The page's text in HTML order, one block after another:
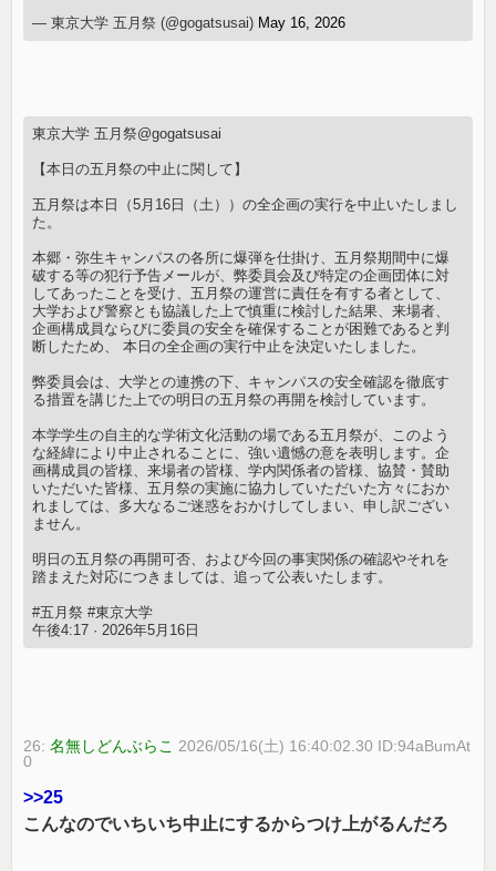
— 東京大学 五月祭 (@gogatsusai) May 16, 2026
東京大学 五月祭@gogatsusai
【本日の五月祭の中止に関して】
五月祭は本日（5月16日（土））の全企画の実行を中止いたしまし
た。
本郷・弥生キャンパスの各所に爆弾を仕掛け、五月祭期間中に爆
破する等の犯行予告メールが、弊委員会及び特定の企画団体に対
してあったことを受け、五月祭の運営に責任を有する者として、
大学および警察とも協議した上で慎重に検討した結果、来場者、
企画構成員ならびに委員の安全を確保することが困難であると判
断したため、 本日の全企画の実行中止を決定いたしました。
弊委員会は、大学との連携の下、キャンパスの安全確認を徹底す
る措置を講じた上での明日の五月祭の再開を検討しています。
本学学生の自主的な学術文化活動の場である五月祭が、このよう
な経緯により中止されることに、強い遺憾の意を表明します。企
画構成員の皆様、来場者の皆様、学内関係者の皆様、協賛・賛助
いただいた皆様、五月祭の実施に協力していただいた方々におか
れましては、多大なるご迷惑をおかけしてしまい、申し訳ござい
ません。
明日の五月祭の再開可否、および今回の事実関係の確認やそれを
踏まえた対応につきましては、追って公表いたします。
#五月祭 #東京大学
午後4:17 · 2026年5月16日
26:名無しどんぶらこ 2026/05/16(土) 16:40:02.30 ID:94aBumAt
0
>>25
こんなのでいちいち中止にするからつけ上がるんだろ